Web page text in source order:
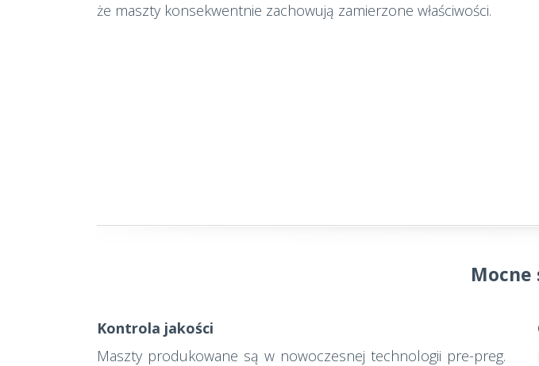
że maszty konsekwentnie zachowują zamierzone właściwości.
Kontrola jakości
Maszty produkowane są w nowoczesnej technologii pre-preg.